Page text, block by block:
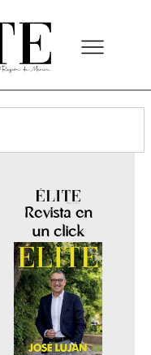
Revista en
un click